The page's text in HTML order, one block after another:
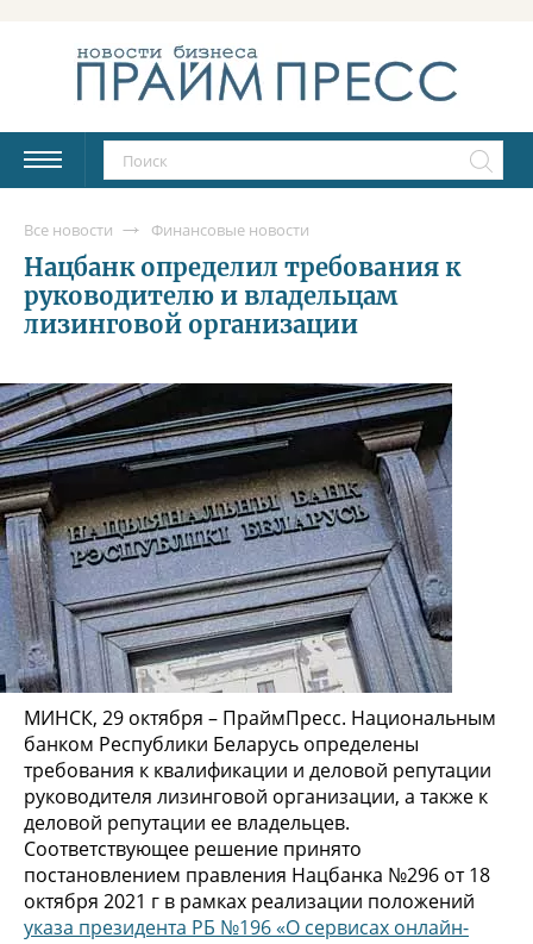
Все новости Финансовые новости
Нацбанк определил требования к
руководителю и владельцам
лизинговой организации
МИНСК, 29 октября – ПраймПресс. Национальным
банком Республики Беларусь определены
требования к квалификации и деловой репутации
руководителя лизинговой организации, а также к
деловой репутации ее владельцев.
Соответствующее решение принято
постановлением правления Нацбанка №296 от 18
октября 2021 г в рамках реализации положений
указа президента РБ №196 «О сервисах онлайн-